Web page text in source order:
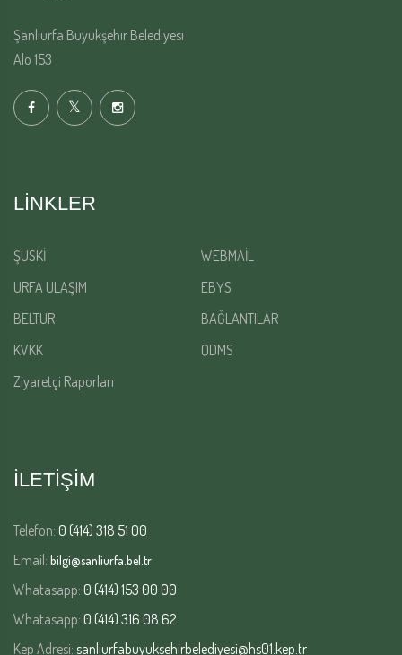
Şanlıurfa Büyükşehir Belediyesi
Alo 153
LINKLER
ŞUSKİ
WEBMAİL
URFA ULAŞIM
EBYS
BELTUR
BAĞLANTILAR
KVKK
QDMS
Ziyaretçi Raporları
İLETİŞİM
Telefon: 0 (414) 318 51 00
Email: bilgi@sanliurfa.bel.tr
Whatasapp: 0 (414) 153 00 00
Whatasapp: 0 (414) 316 08 62
Kep Adresi: sanliurfabuyuksehirbelediyesi@hs01.kep.tr